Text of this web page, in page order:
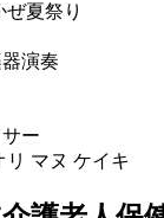
夏祭り
演奏
ー
リ マヌ ケイキ